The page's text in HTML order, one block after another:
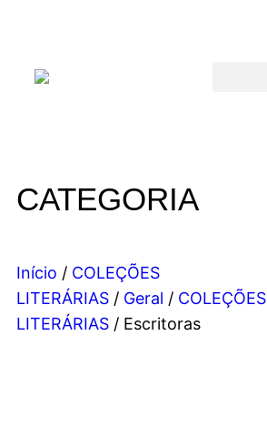
CATEGORIA
Início / COLEÇÕES
LITERÁRIAS / Geral / COLEÇÕES
LITERÁRIAS / Escritoras